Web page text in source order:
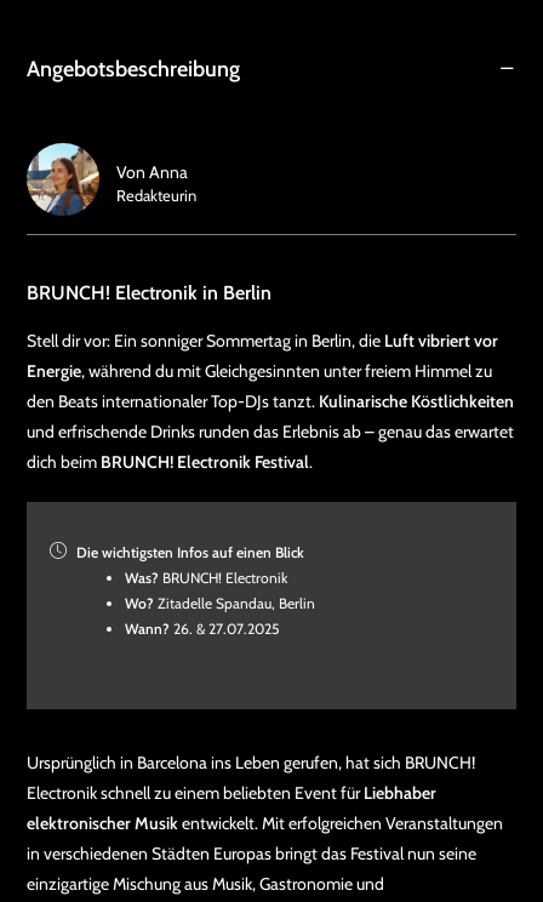
Angebotsbeschreibung
BRUNCH! Electronik in Berlin
Stell dir vor: Ein sonniger Sommertag in Berlin, die Luft vibriert vor
Energie, während du mit Gleichgesinnten unter freiem Himmel zu
den Beats internationaler Top-DJs tanzt. Kulinarische Köstlichkeiten
und erfrischende Drinks runden das Erlebnis ab – genau das erwartet
dich beim BRUNCH! Electronik Festival.
Die wichtigsten Infos auf einen Blick
Was? BRUNCH! Electronik
Wo? Zitadelle Spandau, Berlin
Wann? 26. & 27.07.2025
Ursprünglich in Barcelona ins Leben gerufen, hat sich BRUNCH!
Electronik schnell zu einem beliebten Event fürLiebhaber
elektronischer Musikentwickelt. Mit erfolgreichen Veranstaltungen
in verschiedenen Städten Europas bringt das Festival nun seine
einzigartige Mischung aus Musik, Gastronomie und
Von Anna
Redakteurin